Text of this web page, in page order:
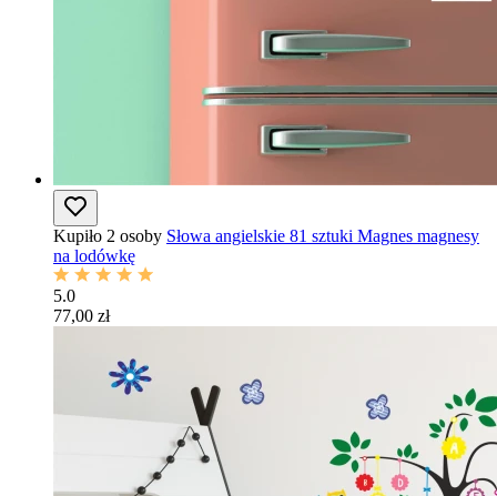
Kupiło 2 osoby Słowa angielskie 81 sztuki Magnes magnesy
na lodówkę
5.0
77,00 zł